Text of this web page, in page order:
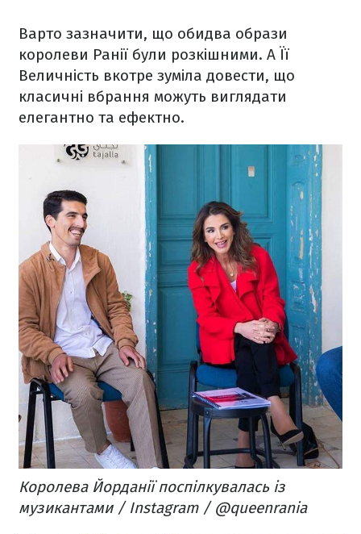
Варто зазначити, що обидва образи
королеви Ранії були розкішними. А Її
Величність вкотре зуміла довести, що
класичні вбрання можуть виглядати
елегантно та ефектно.
Королева Йорданії поспілкувалась із
музикантами / Instagram / @queenrania